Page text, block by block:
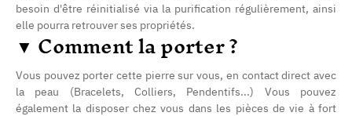
besoin d'être réinitialisé via la purification régulièrement, ainsi
elle pourra retrouver ses propriétés.
▼ Comment la porter ?
Vous pouvez porter cette pierre sur vous, en contact direct avec
la peau (Bracelets, Colliers, Pendentifs...) Vous pouvez
également la disposer chez vous dans les pièces de vie à fort